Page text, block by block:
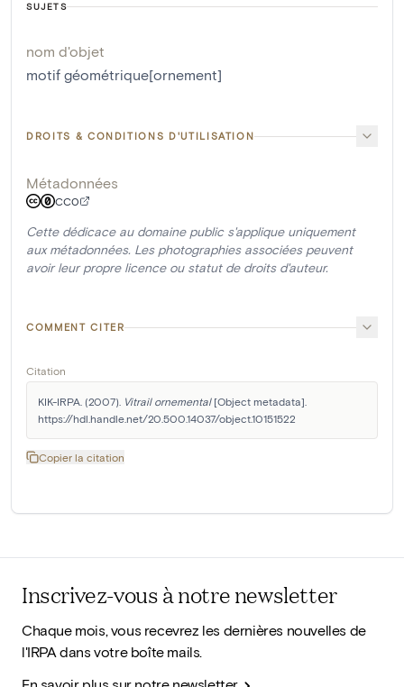
SUJETS
nom d'objet
motif géométrique[ornement]
DROITS & CONDITIONS D'UTILISATION
Métadonnées
CC0
Cette dédicace au domaine public s'applique uniquement
aux métadonnées. Les photographies associées peuvent
avoir leur propre licence ou statut de droits d'auteur.
COMMENT CITER
Citation
KIK-IRPA. (2007). Vitrail ornemental [Object metadata].
https://hdl.handle.net/20.500.14037/object.10151522
Copier la citation
Inscrivez-vous à notre newsletter
Chaque mois, vous recevrez les dernières nouvelles de
l'IRPA dans votre boîte mails.